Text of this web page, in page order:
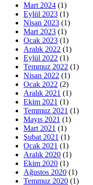
Mart 2024 (1)
Eylül 2023 (1)
Nisan 2023 (1)
Mart 2023 (1)
Ocak 2023 (1)
Aralık 2022 (1)
Eylül 2022 (1)
Temmuz 2022 (1)
Nisan 2022 (1)
Ocak 2022 (2)
Aralık 2021 (1)
Ekim 2021 (1)
Temmuz 2021 (1)
Mayıs 2021 (1)
Mart 2021 (1)
Şubat 2021 (1)
Ocak 2021 (1)
Aralık 2020 (1)
Ekim 2020 (1)
Ağustos 2020 (1)
Temmuz 2020 (1)